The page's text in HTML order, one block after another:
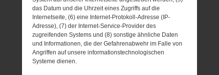
das Datum und die Uhrzeit eines Zugriffs auf die
Internetseite, (6) eine Internet-Protokoll-Adresse (IP-
Adresse), (7) der Internet-Service-Provider des
zugreifenden Systems und (8) sonstige ähnliche Daten
und Informationen, die der Gefahrenabwehr im Falle von
Angriffen auf unsere informationstechnologischen
Systeme dienen.